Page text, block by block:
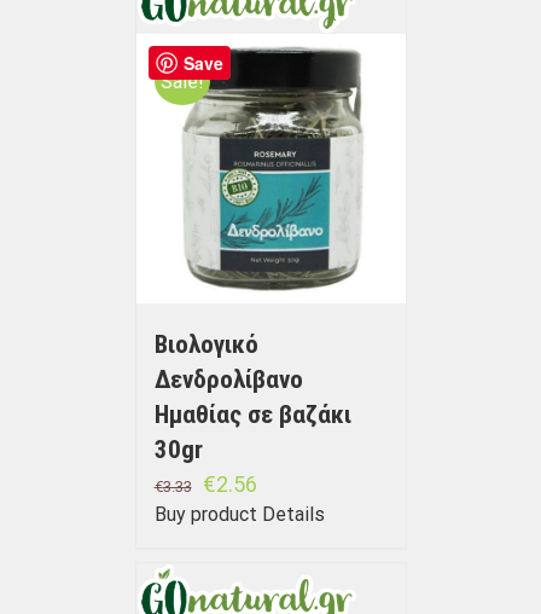
Sale!
Βιολογικό
Δενδρολίβανο
Ημαθίας σε βαζάκι
30gr
€3.33 €2.56
Buy product Details
Save